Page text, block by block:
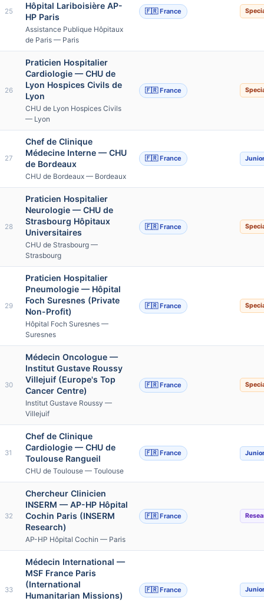
25
Hôpital Lariboisière AP-
HP Paris
Assistance Publique Hôpitaux
de Paris — Paris
🇫🇷 France
26
Praticien Hospitalier
Cardiologie — CHU de
Lyon Hospices Civils de
Lyon
CHU de Lyon Hospices Civils
— Lyon
🇫🇷 France
27
Chef de Clinique
Médecine Interne — CHU
de Bordeaux
CHU de Bordeaux — Bordeaux
🇫🇷 France Junior
28
Praticien Hospitalier
Neurologie — CHU de
Strasbourg Hôpitaux
Universitaires
CHU de Strasbourg —
Strasbourg
🇫🇷 France
29
Praticien Hospitalier
Pneumologie — Hôpital
Foch Suresnes (Private
Non-Profit)
Hôpital Foch Suresnes —
Suresnes
🇫🇷 France
30
Médecin Oncologue —
Institut Gustave Roussy
Villejuif (Europe's Top
Cancer Centre)
Institut Gustave Roussy —
Villejuif
🇫🇷 France
31
Chef de Clinique
Cardiologie — CHU de
Toulouse Rangueil
CHU de Toulouse — Toulouse
🇫🇷 France Junior
32
Chercheur Clinicien
INSERM — AP-HP Hôpital
Cochin Paris (INSERM
Research)
AP-HP Hôpital Cochin — Paris
🇫🇷 France
33
Médecin International —
MSF France Paris
(International
Humanitarian Missions)
🇫🇷 France Junior